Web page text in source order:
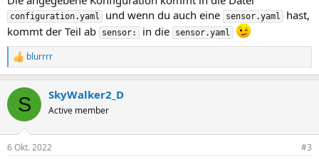
configuration.yaml und wenn du auch eine sensor.yaml
hast,
kommt der Teil ab
sensor: in die sensor.yaml
R
e
k
i
e
blurrrr
S SkyWalker2_D
Active member
6 Okt. 2022 #3